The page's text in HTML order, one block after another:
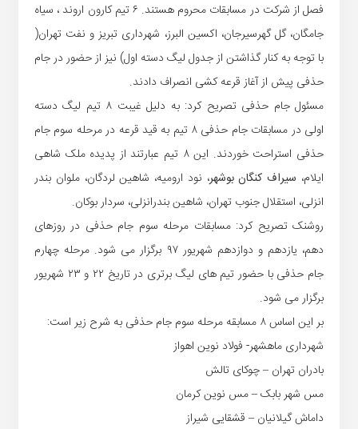
فصل از شرکت در ‏مسابقات محروم هستند. ۶ تیم کارون اروند ، سیاه
جامگان، گل گهرسیرجان، ‏اکسین البرز، شهرداری تبریز و نفت تهران(
با توجه به کنار گذاشتن از جدول ‏لیگ دسته اول) نیز از حضور در جام
حذفی پیش از آغاز قرعه کشی انصراف ‏دادند.‏
مسئول جام حذفی تصریح کرد: به دلیل غیبت ۸ تیم لیگ دسته
اولی در مسابقات ‏جام حذفی ۸ تیم به قید قرعه در مرحله سوم جام
حذفی استراحت خوردند. این ۸ ‏تیم عبارتند از پدیده ملک شاهی
ایلام، سیراف کنگان بوشهر، نود ارومیه، ‏شاهین لردگان، ملوان بندر
انزلی، استقلال جنوب تهران، شاهین بندرانزلی، ‏سردار بوکان.‏
روشنک تصریح کرد: مسابقات مرحله سوم جام حذفی در روزهای
دهم، یازدهم ‏و دوازدهم شهریور ۹۷ برگزار می شود. مرحله چهارم
جام حذفی با حضور تیم ‏های لیگ برتری در تاریخ ۲۲ و ۲۳ شهریور
برگزار می شود.‏
بر این اساس ۸ مسابقه مرحله سوم جام حذفی به شرح زیر است:‏
شهرداری ماهشهر- فولاد نوین اهواز
بادران تهران – چوکای تالش
مس شهر بابک – مس نوین کرمان
داماش گیلانیان – قشقایی شیراز